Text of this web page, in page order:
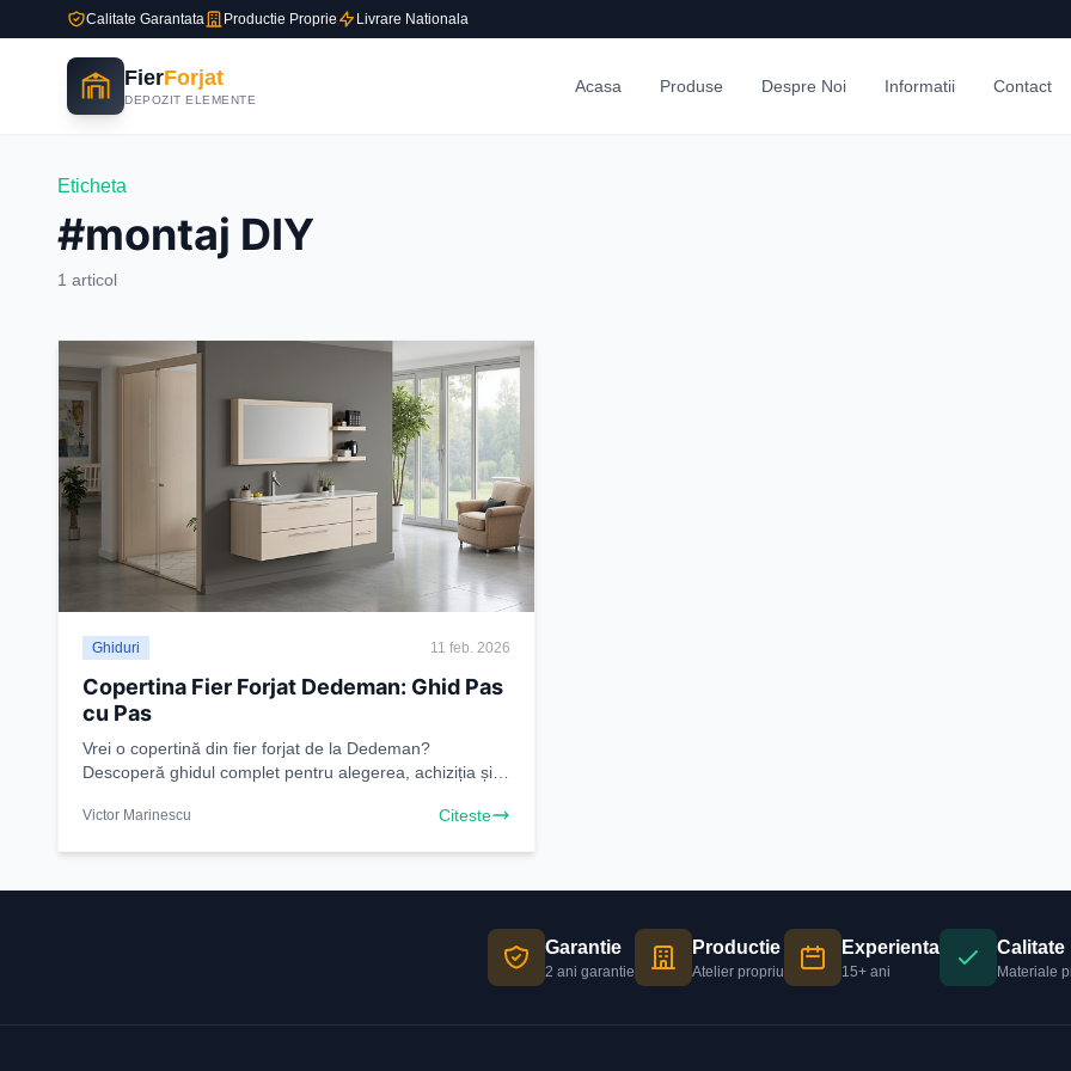
Calitate Garantata Productie Proprie Livrare Nationala
FierForjat
DEPOZIT ELEMENTE
Acasa Produse Despre Noi Informatii Contact
Eticheta
#montaj DIY
1 articol
Ghiduri 11 feb. 2026
Copertina Fier Forjat Dedeman: Ghid Pas
cu Pas
Vrei o copertină din fier forjat de la Dedeman?
Descoperă ghidul complet pentru alegerea, achiziția și
Victor Marinescu Citeste
Garantie
2 ani garantie
Productie
Atelier propriu
Experienta
15+ ani
Calitate
Materiale